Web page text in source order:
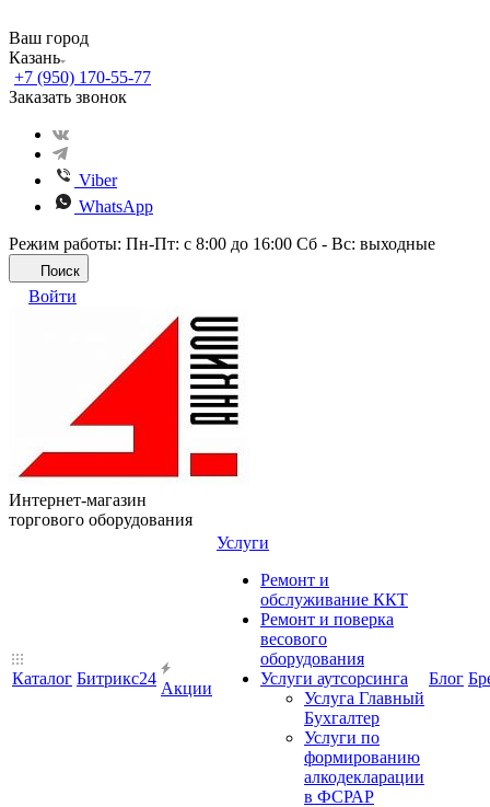
Ваш город
Казань
+7 (950) 170-55-77
Заказать звонок
Viber
WhatsApp
Режим работы: Пн-Пт: с 8:00 до 16:00 Сб - Вс: выходные
Поиск
Войти
Интернет-магазин
торгового оборудования
Каталог Битрикс24
Акции
Услуги
Ремонт и
обслуживание ККТ
Ремонт и поверка
весового
оборудования
Услуги аутсорсинга
Услуга Главный
Бухгалтер
Услуги по
формированию
алкодекларации
в ФСРАР
Блог